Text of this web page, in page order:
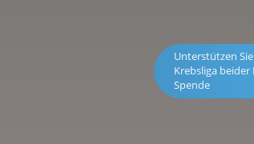
Unterstützen
Krebsliga
Spende